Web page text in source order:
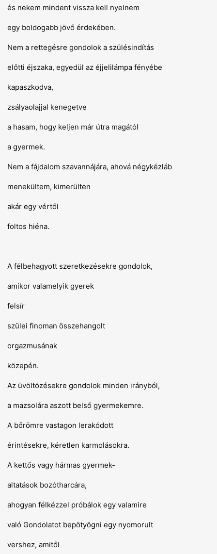
és nekem mindent vissza kell nyelnem
egy boldogabb jövő érdekében.
Nem a rettegésre gondolok a szülésindítás
előtti éjszaka, egyedül az éjjelilámpa fényébe
kapaszkodva,
zsályaolajjal kenegetve
a hasam, hogy keljen már útra magától
a gyermek.
Nem a fájdalom szavannájára, ahová négykézláb
menekültem, kimerülten
akár egy vértől
foltos hiéna.
A félbehagyott szeretkezésekre gondolok,
amikor valamelyik gyerek
felsír
szülei finoman összehangolt
orgazmusának
közepén.
Az üvöltözésekre gondolok minden irányból,
a mazsolára aszott belső gyermekemre.
A bőrömre vastagon lerakódott
érintésekre, kéretlen karmolásokra.
A kettős vagy hármas gyermek-
altatások bozótharcára,
ahogyan félkézzel próbálok egy valamire
való Gondolatot bepötyögni egy nyomorult
vershez, amitől